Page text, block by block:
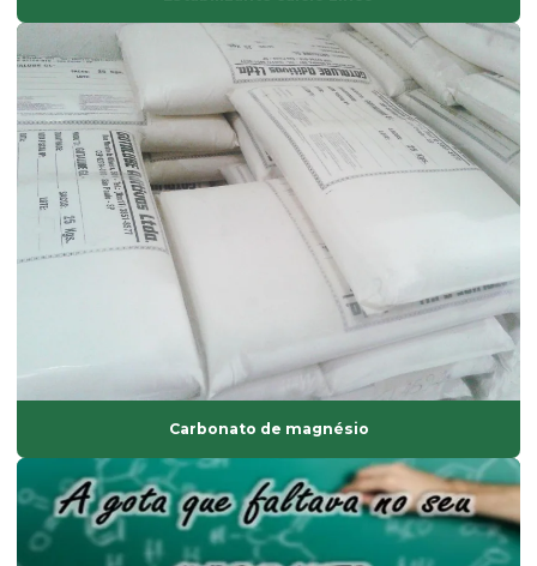
Estearina em pó
Estearina tripla pressão
Fabricante de composto de pvc
Fabricante de solvente atóxico
Fornecedor de ácido esteárico
Fornecedor de antioxidantes líquidos
Fornecedor de bisfenol
Fornecedor de isoparafina
Fornecedor de solvente atóxico
Graxa base vegetal
Isoparafina
Carbonato de magnésio